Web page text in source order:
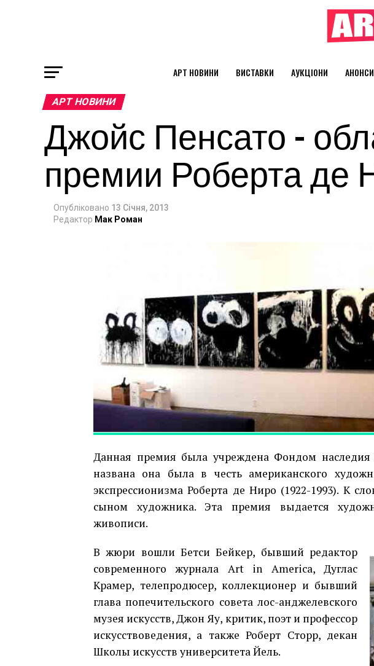
АРТ НОВИНИ ВИСТАВКИ АУКЦІОНИ АНОНСИ
АРТ НОВИНИ
Джойс Пенсато –
премии Роберта де
Опубліковано 13 Січня, 2013
Редактор Мак Роман
Данная премия была учреждена Фондом
названа она была в честь американского
экспрессионизма Роберта де Ниро (1922-1993). К
сыном художника. Эта премия выдается
живописи.
В жюри вошли Бетси Бейкер, бывший редактор
современного журнала Art in America, Дуглас
Крамер, телепродюсер, коллекционер и бывший
глава попечительского совета лос-анджелевского
музея искусств, Джон Яу, критик, поэт и профессор
искусствоведения, а также Роберт Сторр, декан
Школы искусств университета Йель.